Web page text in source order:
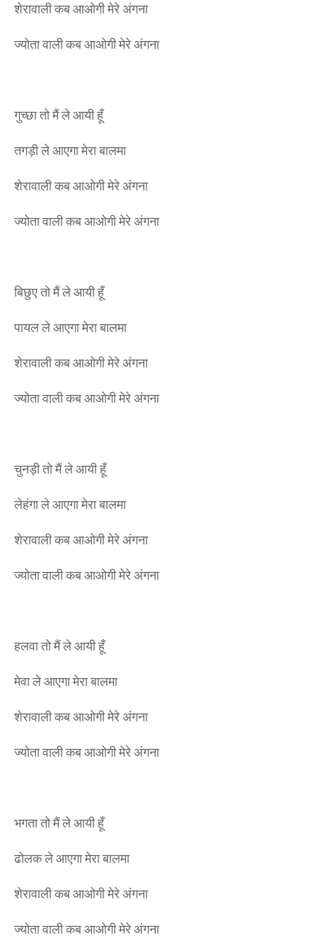
शेरावाली कब आओगी मेरे अंगना
ज्योता वाली कब आओगी मेरे अंगना
गुच्छा तो मैं ले आयी हूँ
तगड़ी ले आएगा मेरा बालमा
शेरावाली कब आओगी मेरे अंगना
ज्योता वाली कब आओगी मेरे अंगना
बिछुए तो मैं ले आयी हूँ
पायल ले आएगा मेरा बालमा
शेरावाली कब आओगी मेरे अंगना
ज्योता वाली कब आओगी मेरे अंगना
चुनड़ी तो मैं ले आयी हूँ
लेहंगा ले आएगा मेरा बालमा
शेरावाली कब आओगी मेरे अंगना
ज्योता वाली कब आओगी मेरे अंगना
हलवा तो मैं ले आयी हूँ
मेवा ले आएगा मेरा बालमा
शेरावाली कब आओगी मेरे अंगना
ज्योता वाली कब आओगी मेरे अंगना
भगता तो मैं ले आयी हूँ
ढोलक ले आएगा मेरा बालमा
शेरावाली कब आओगी मेरे अंगना
ज्योता वाली कब आओगी मेरे अंगना